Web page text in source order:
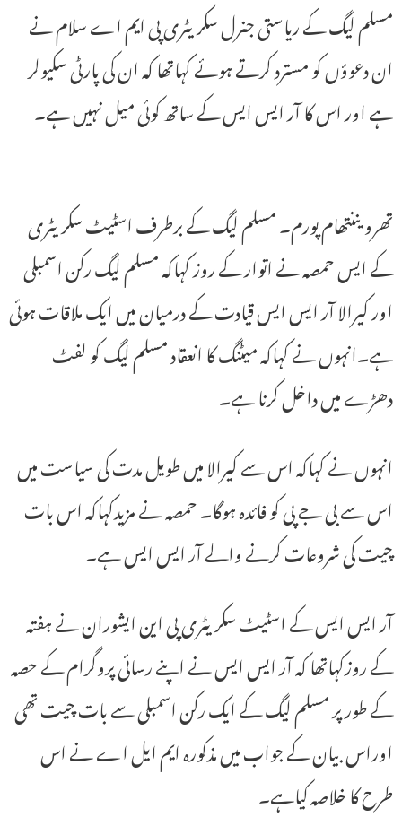
مسلم لیگ کے ریاستی جنرل سکریٹری پی ایم اے سلام نے
ان دعوؤں کو مسترد کرتے ہوئے کہاتھا کہ ان کی پارٹی سکیولر
ہے اور اس کا آر ایس ایس کے ساتھ کوئی میل نہیں ہے۔
تھرویننتھام پورم۔ مسلم لیگ کے برطرف اسٹیٹ سکریٹری
کے ایس حمصہ نے اتوار کے روز کہاکہ مسلم لیگ رکن اسمبلی
اور کیرالا آر ایس ایس قیادت کے درمیان میں ایک ملاقات ہوئی
ہے۔انہوں نے کہاکہ میٹنگ کا انعقاد مسلم لیگ کو لفٹ
دھڑے میں داخل کرنا ہے۔
انہوں نے کہاکہ اس سے کیرالا میں طویل مدت کی سیاست میں
اس سے بی جے پی کو فائدہ ہوگا۔ حمصہ نے مزیدکہاکہ اس بات
چیت کی شروعات کرنے والے آر ایس ایس ہے۔
آر ایس ایس کے اسٹیٹ سکریٹری پی این ایشوران نے ہفتہ
کے روزکہاتھا کہ آر ایس ایس نے اپنے رسائی پروگرام کے حصہ
کے طور پر مسلم لیگ کے ایک رکن اسمبلی سے بات چیت تھی
اوراس بیان کے جواب میں مذکورہ ایم ایل اے نے اس
طرح کا خلاصہ کیاہے۔